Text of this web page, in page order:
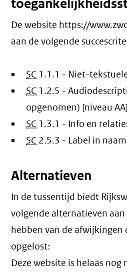
De website https://
aan de volgende
SC 1.1.1 - Niet-
SC 1.2.5 -
opgenomen) [niveau AA]
SC 1.3.1 - Info en
SC 2.5.3 - Label in
Alternatieven
In de tussentijd biedt
volgende alternatieven
hebben van de afwijkingen
opgelost:
Deze website is helaas